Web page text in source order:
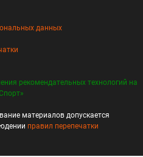
данных
рекомендательных технологий на
материалов допускается
правил перепечатки